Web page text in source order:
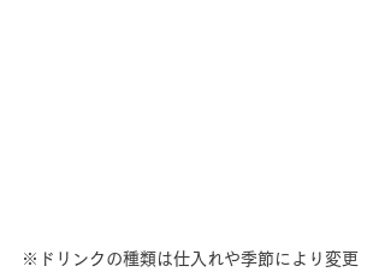
※ドリンクの種類は仕入れや季節により変更